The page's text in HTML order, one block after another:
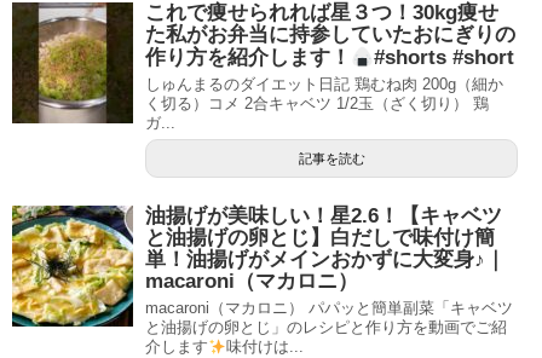
これで痩せられれば星３つ！30kg痩せ
た私がお弁当に持参していたおにぎりの
作り方を紹介します！
#shorts #short
しゅんまるのダイエット日記 鶏むね肉 200g（細か
く切る）コメ 2合キャベツ 1/2玉（ざく切り） 鶏
ガ...
記事を読む
油揚げが美味しい！星2.6！【キャベツ
と油揚げの卵とじ】白だしで味付け簡
単！油揚げがメインおかずに大変身♪｜
macaroni（マカロニ）
macaroni（マカロニ） パパッと簡単副菜「キャベツ
と油揚げの卵とじ」のレシピと作り方を動画でご紹
介します
味付けは...